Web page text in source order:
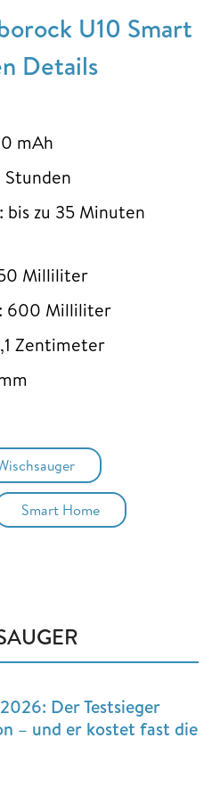
U10 Smart
Details
mAh
Stunden
: bis zu 35 Minuten
Milliliter
: 600 Milliliter
Zentimeter
Smart Home
Der Testsieger
– und er kostet fast die